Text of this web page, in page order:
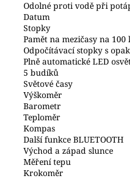
Odolné proti vodě při
Datum
Stopky
Pamět na mezičasy na 100
Odpočítávací stopky s
Plně automatické LED
5 budíků
Světové časy
Výškoměr
Barometr
Teploměr
Kompas
Další funkce BLUETOOTH
Východ a západ slunce
Měření tepu
Krokoměr